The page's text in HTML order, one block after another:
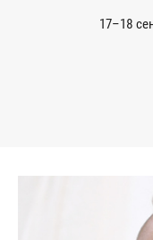
17–18